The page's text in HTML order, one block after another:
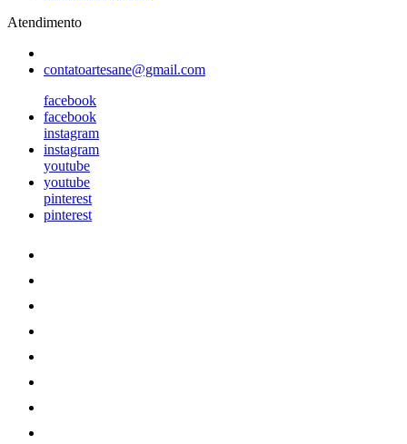
Atendimento
contatoartesane@gmail.com
facebook
facebook
instagram
instagram
youtube
youtube
pinterest
pinterest